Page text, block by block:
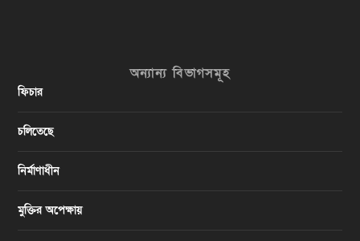
অন্যান্য বিভাগসমূহ
ফিচার
চলিতেছে
নির্মাণাধীন
মুক্তির অপেক্ষায়